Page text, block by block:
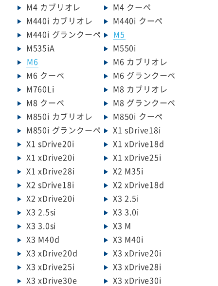
M4 カブリオレ
M4 クーペ
M440i カブリオレ
M440i クーペ
M440i グランクーペ
M5
M535iA
M550i
M6
M6 カブリオレ
M6 クーペ
M6 グランクーペ
M760Li
M8 カブリオレ
M8 クーペ
M8 グランクーペ
M850i カブリオレ
M850i クーペ
M850i グランクーペ
X1 sDrive18i
X1 sDrive20i
X1 xDrive18d
X1 xDrive20i
X1 xDrive25i
X1 xDrive28i
X2 M35i
X2 sDrive18i
X2 xDrive18d
X2 xDrive20i
X3 2.5i
X3 2.5si
X3 3.0i
X3 3.0si
X3 M
X3 M40d
X3 M40i
X3 xDrive20d
X3 xDrive20i
X3 xDrive25i
X3 xDrive28i
X3 xDrive30e
X3 xDrive30i